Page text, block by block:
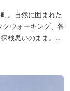
。自然に囲まれた
ウォーキング、各
検思いのまま。思
料理は和洋バイキ
き、夏は流しそう